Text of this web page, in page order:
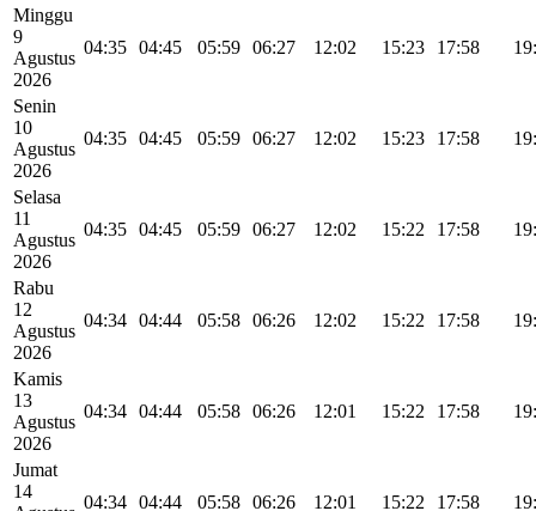
Minggu
9
Agustus
2026
04:35 04:45 05:59 06:27 12:02 15:23 17:58
Senin
10
Agustus
2026
04:35 04:45 05:59 06:27 12:02 15:23 17:58
Selasa
11
Agustus
2026
04:35 04:45 05:59 06:27 12:02 15:22 17:58
Rabu
12
Agustus
2026
04:34 04:44 05:58 06:26 12:02 15:22 17:58
Kamis
13
Agustus
2026
04:34 04:44 05:58 06:26 12:01 15:22 17:58
Jumat
14
04:34 04:44 05:58 06:26 12:01 15:22 17:58